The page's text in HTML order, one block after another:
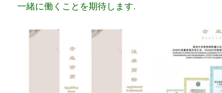
一緒に働くことを期待します.